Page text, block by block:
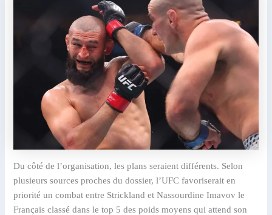
Du côté de l’organisation, les plans seraient différents. Selon
plusieurs sources proches du dossier, l’UFC favoriserait en
priorité un combat entre Strickland et Nassourdine Imavov le
Français classé dans le top 5 des poids moyens qui attend son